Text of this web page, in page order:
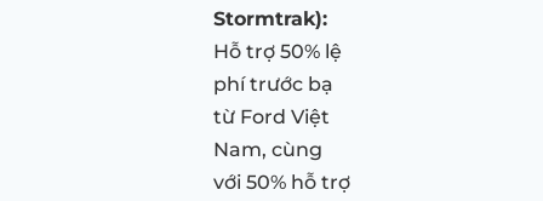
Stormtrak):
Hỗ trợ 50% lệ
phí trước bạ
từ Ford Việt
Nam, cùng
với 50% hỗ trợ